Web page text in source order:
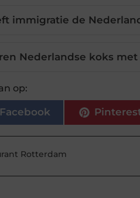
immigratie de
Nederlandse koks
op:
Facebook
Rotterdam